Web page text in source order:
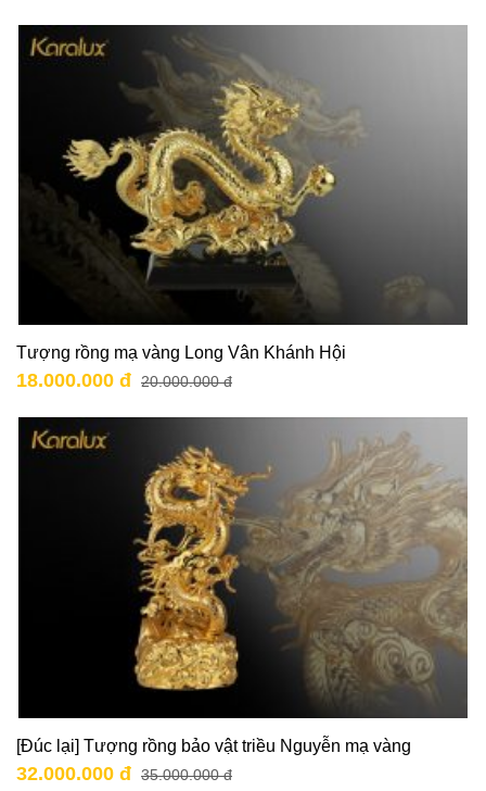
Tượng rồng mạ vàng Long Vân Khánh Hội
18.000.000 đ 20.000.000 đ
[Đúc lại] Tượng rồng bảo vật triều Nguyễn mạ vàng
32.000.000 đ 35.000.000 đ